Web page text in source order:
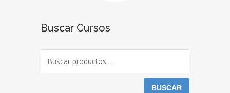
Buscar Cursos
BUSCAR